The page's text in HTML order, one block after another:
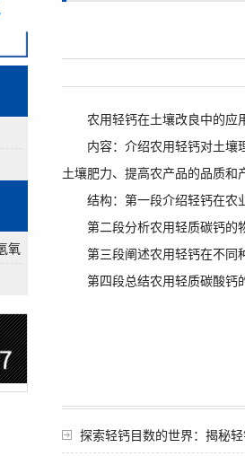
氧
农用轻钙在土壤改良中的应
内容：介绍农用轻钙对土壤
土壤肥力、提高农产品的品质和
结构：第一段介绍轻钙在农
第二段分析农用轻质碳钙的
第三段阐述农用轻钙在不同
第四段总结农用轻质碳酸钙
探索轻钙目数的世界：揭秘